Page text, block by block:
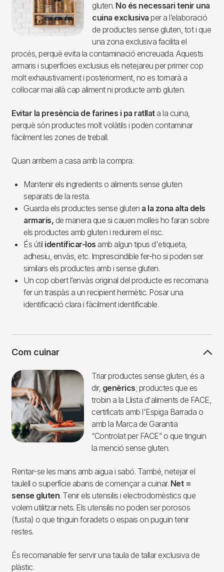
gluten. No és necessari tenir una
cuina exclusiva per a l’elaboració
de productes sense gluten, tot i que
una zona exclusiva facilita el
procés, perquè evita la contaminació encreuada. Aquests
armaris i superfícies exclusius els netejareu per primer cop
molt exhaustivament i posteriorment, no es tornarà a
col·locar mai allà cap aliment ni producte amb gluten.
Evitar la presència de farines i pa ratllata la cuina,
perquè són productes molt volàtils i poden contaminar
fàcilment les zones de treball.
Quan arribem a casa amb la compra:
Mantenir els ingredients o aliments sense gluten
separats de la resta.
Guarda els productes sense gluten a la zona alta dels
armaris, de manera que si cauen molles ho faran sobre
els productes amb gluten i reduirem el risc.
És útil identificar-los amb algun tipus d'etiqueta,
adhesiu, envàs, etc. Imprescindible fer-ho si poden ser
similars els productes amb i sense gluten.
Un cop obert l’envàs original del producte es recomana
fer un traspàs a un recipient hermètic. Posar una
identificació clara i fàcilment identificable.
Com cuinar
Imagen
Triar productes sense gluten, és a
dir, genèrics; productes que es
trobin a la Llista d'aliments de FACE,
certificats amb l'Espiga Barrada o
amb la Marca de Garantia
“Controlat per FACE” o que tinguin
la menció sense gluten.
Rentar-se les mans amb aigua i sabó. També, netejar el
taulell o superfície abans de començar a cuinar. Net =
sense gluten. Tenir els utensilis i electrodomèstics que
volem utilitzar nets. Els utensilis no poden ser porosos
(fusta) o que tinguin foradets o espais on puguin tenir
restes.
És recomanable fer servir una taula de tallar exclusiva de
plàstic.